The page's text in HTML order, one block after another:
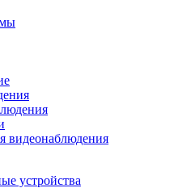
видеонаблюдения
устройства